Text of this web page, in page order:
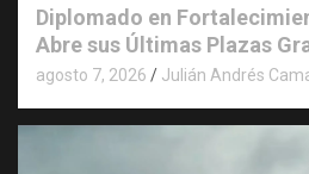
Diplomado en
Abre sus Últimas Plazas
agosto 7, 2026 Julián Andrés